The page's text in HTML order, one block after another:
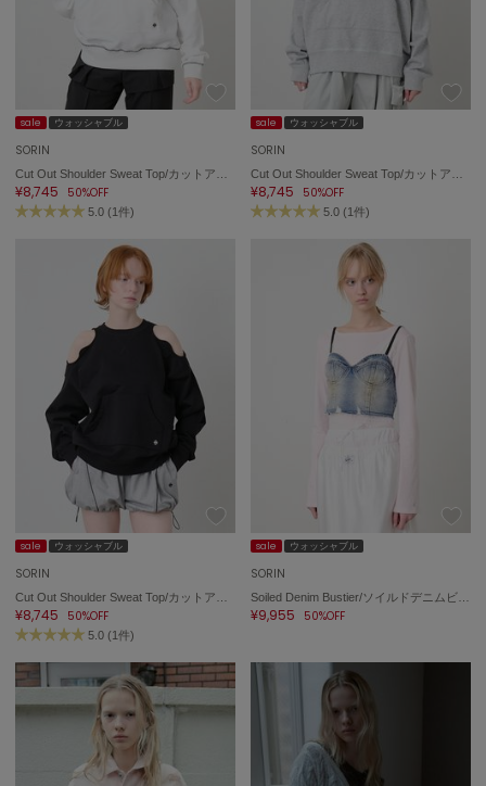
sale ウォッシャブル
SORIN
¥8,745 50%OFF
5.0 (1件)
sale ウォッシャブル
SORIN
¥8,745 50%OFF
5.0 (1件)
sale ウォッシャブル
SORIN
¥8,745 50%OFF
5.0 (1件)
sale ウォッシャブル
SORIN
Soiled Denim Bustier/ソイルドデニムビスチェ
¥9,955 50%OFF